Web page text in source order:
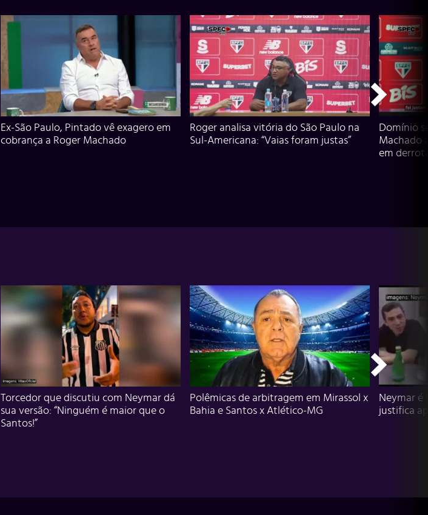
Ex-São Paulo, Pintado vê exagero em
cobrança a Roger Machado
Roger analisa vitória do São Paulo na
Sul-Americana: “Vaias foram justas”
Domínio
Machado
em
Torcedor que discutiu com Neymar dá
sua versão: “Ninguém é maior que o
Santos!”
Polêmicas de arbitragem em Mirassol x
Bahia e Santos x Atlético-MG
Neymar é
justifica